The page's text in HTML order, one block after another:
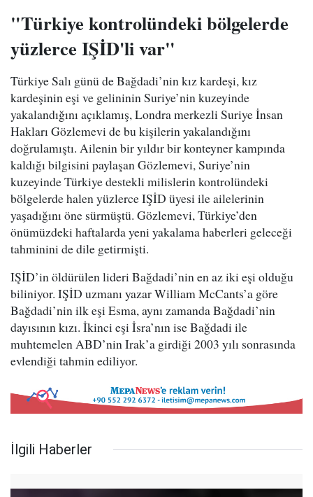
"Türkiye kontrolündeki bölgelerde
yüzlerce IŞİD'li var"
Türkiye Salı günü de Bağdadi’nin kız kardeşi, kız
kardeşinin eşi ve gelininin Suriye’nin kuzeyinde
yakalandığını açıklamış, Londra merkezli Suriye İnsan
Hakları Gözlemevi de bu kişilerin yakalandığını
doğrulamıştı. Ailenin bir yıldır bir konteyner kampında
kaldığı bilgisini paylaşan Gözlemevi, Suriye’nin
kuzeyinde Türkiye destekli milislerin kontrolündeki
bölgelerde halen yüzlerce IŞİD üyesi ile ailelerinin
yaşadığını öne sürmüştü. Gözlemevi, Türkiye’den
önümüzdeki haftalarda yeni yakalama haberleri geleceği
tahminini de dile getirmişti.
IŞİD’in öldürülen lideri Bağdadi’nin en az iki eşi olduğu
biliniyor. IŞİD uzmanı yazar William McCants’a göre
Bağdadi’nin ilk eşi Esma, aynı zamanda Bağdadi’nin
dayısının kızı. İkinci eşi İsra’nın ise Bağdadi ile
muhtemelen ABD’nin Irak’a girdiği 2003 yılı sonrasında
evlendiği tahmin ediliyor.
İlgili Haberler